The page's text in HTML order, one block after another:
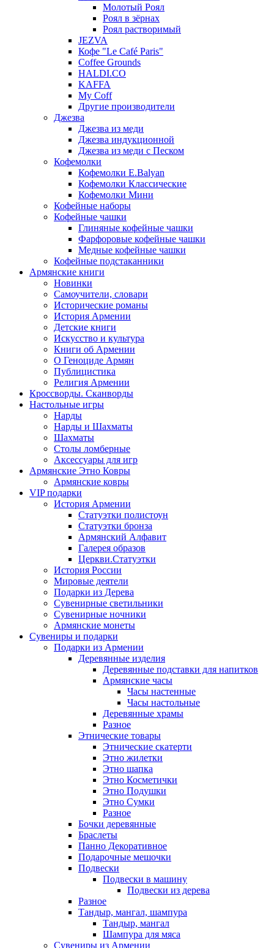
Молотый Роял
Роял в зёрнах
Роял растворимый
JEZVA
Кофе "Le Café Paris"
Coffee Grounds
HALDI.CO
KAFFA
My Coff
Другие производители
Джезва
Джезва из меди
Джезва индукционной
Джезва из меди с Песком
Кофемолки
Кофемолки E.Balyan
Кофемолки Классические
Кофемолки Мини
Кофейные наборы
Кофейные чашки
Глиняные кофейные чашки
Фарфоровые кофейные чашки
Медные кофейные чашки
Кофейные подстаканники
Армянские книги
Новинки
Самоучители, словари
Исторические романы
История Армении
Детские книги
Иcкусство и культура
Книги об Армении
О Геноциде Армян
Публицистика
Религия Армении
Кроссворды. Сканворды
Настольные игры
Нарды
Нарды и Шахматы
Шахматы
Столы ломберные
Аксессуары для игр
Армянские Этно Ковры
Армянские ковры
VIP подарки
История Армении
Статуэтки полистоун
Статуэтки бронза
Армянский Алфавит
Галерея образов
Церкви.Статуэтки
История России
Мировые деятели
Подарки из Дерева
Сувенирные светильники
Сувенирные ночники
Армянские монеты
Сувениры и подарки
Подарки из Армении
Деревянные изделия
Деревянные подставки для напитков
Армянские часы
Часы настенные
Часы настольные
Деревянные храмы
Разное
Этнические товары
Этнические скатерти
Этно жилетки
Этно шапка
Этно Косметички
Этно Подушки
Этно Сумки
Разное
Бочки деревянные
Браслеты
Панно Декоративное
Подарочные мешочки
Подвески
Подвески в машину
Подвески из дерева
Разное
Тандыр, мангал, шампура
Тандыр, мангал
Шампура для мяса
Сувениры из Армении